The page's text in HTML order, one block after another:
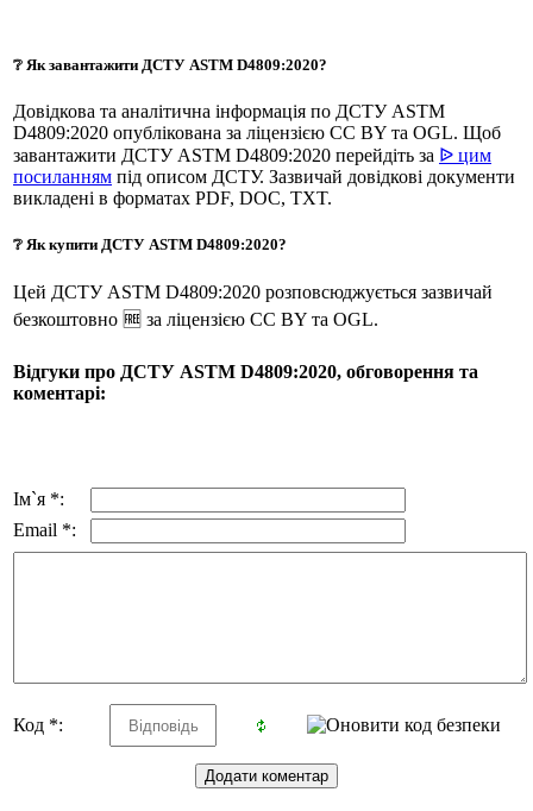
❔ Як завантажити ДСТУ ASTM D4809:2020?
Довідкова та аналітична інформація по ДСТУ ASTM
D4809:2020 опублікована за ліцензією CC BY та OGL. Щоб
завантажити ДСТУ ASTM D4809:2020 перейдіть за ᐉ цим
посиланням під описом ДСТУ. Зазвичай довідкові документи
викладені в форматах PDF, DOC, TXT.
❔ Як купити ДСТУ ASTM D4809:2020?
Цей ДСТУ ASTM D4809:2020 розповсюджується зазвичай
безкоштовно 🆓 за ліцензією CC BY та OGL.
Відгуки про ДСТУ ASTM D4809:2020, обговорення та
коментарі:
Ім`я *:
Email *:
Код *: